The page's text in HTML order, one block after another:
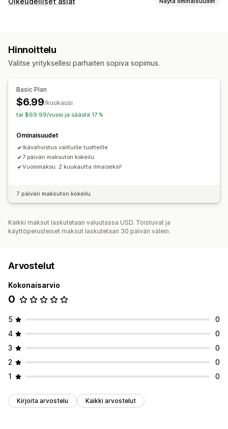
Hinnoittelu
Valitse yrityksellesi parhaiten sopiva sopimus.
Basic Plan
$6.99/kuukausi
tai $69.99/vuosi ja säästä 17 %
Ominaisuudet
Ikävahvistus valituille tuotteille
7 päivän maksuton kokeilu
Vuosimaksu: 2 kuukautta ilmaiseksi!
7 päivän maksuton kokeilu
Kaikki maksut laskutetaan valuutassa USD. Toistuvat ja
käyttöperusteiset maksut laskutetaan 30 päivän välein.
Arvostelut
Kokonaisarvio
0
5
0
4
0
3
0
2
0
1
0
Kirjoita arvostelu Kaikki arvostelut